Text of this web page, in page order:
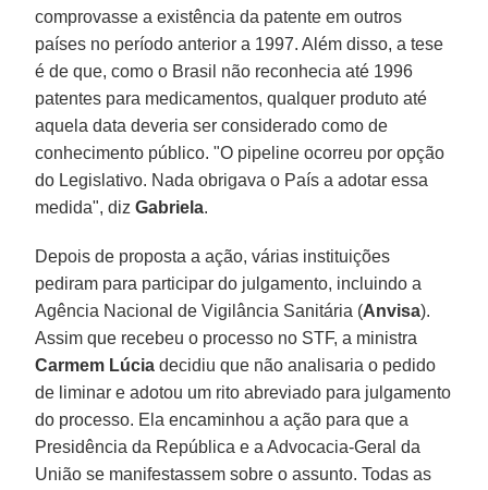
comprovasse a existência da patente em outros
países no período anterior a 1997. Além disso, a tese
é de que, como o Brasil não reconhecia até 1996
patentes para medicamentos, qualquer produto até
aquela data deveria ser considerado como de
conhecimento público. "O pipeline ocorreu por opção
do Legislativo. Nada obrigava o País a adotar essa
medida", dizGabriela.
Depois de proposta a ação, várias instituições
pediram para participar do julgamento, incluindo a
Agência Nacional de Vigilância Sanitária (Anvisa).
Assim que recebeu o processo no STF, a ministra
Carmem Lúcia decidiu que não analisaria o pedido
de liminar e adotou um rito abreviado para julgamento
do processo. Ela encaminhou a ação para que a
Presidência da República e a Advocacia-Geral da
União se manifestassem sobre o assunto. Todas as